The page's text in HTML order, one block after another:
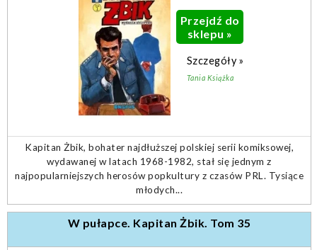
Przejdź do
sklepu »
Szczegóły »
Tania Książka
Kapitan Żbik, bohater najdłuższej polskiej serii komiksowej,
wydawanej w latach 1968-1982, stał się jednym z
najpopularniejszych herosów popkultury z czasów PRL. Tysiące
młodych...
W pułapce. Kapitan Żbik. Tom 35